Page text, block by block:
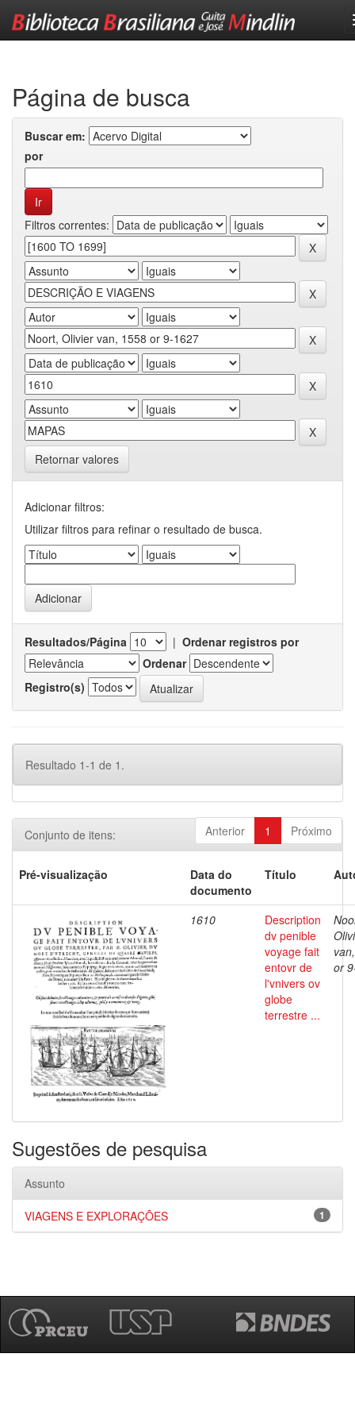
Página de busca
Buscar em:
por
Filtros correntes:
Retornar valores
Adicionar filtros:
Utilizar filtros para refinar o resultado de busca.
Resultados/Página | Ordenar registros por
Ordenar
Registro(s)
Resultado 1-1 de 1.
Anterior 1 Próximo
Conjunto de itens:
Pré-visualização
Data do
documento
Título
1610
Description
dv penible
voyage fait
entovr de
l'vnivers ov
globe
terrestre ...
or
Sugestões de pesquisa
Assunto
1
VIAGENS E EXPLORAÇÕES